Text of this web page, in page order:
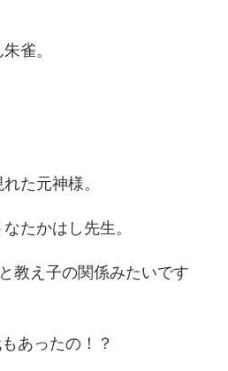
雀。
た元神様。
たかはし先生。
教え子の関係みたいです
あったの！？